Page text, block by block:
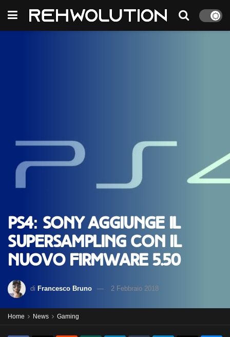
PS4: Sony aggiunge il
Supersampling con il
nuovo firmware 5.50
di Francesco Bruno 2 Febbraio 2018
Home News Gaming